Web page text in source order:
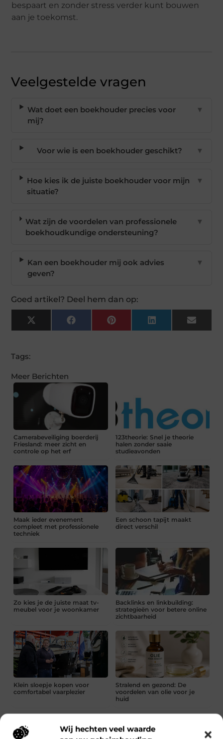
Wij hechten veel waarde
bespaart en zonder stress verder kunt bouwen
aan je toekomst.
Veelgestelde vragen
Wat doet een boekhouder precies voor
mij?
▼
Voor wie is een boekhouder geschikt? ▼
Hoe kies ik de juiste boekhouder voor mijn
situatie?
▼
Wat zijn de voordelen van professionele
boekhoudkundige ondersteuning?
▼
Kan een boekhouder mij ook advies
geven?
▼
Goed artikel? Deel hem dan op:
X
(Twitter)
FacebookPinterest LinkedIn Email
Tags:
Meer Berichten
Camerabeveiliging boerderij
Friesland: meer zicht en
controle op het erf
123theorie: Snel je theorie
halen zonder saaie
studieavonden
Maak ieder evenement
compleet met professionele
techniek
Een schoon tapijt maakt
direct verschil
Zo kies je de juiste maat tv-
meubel voor je woonkamer
Backlinks en linkbuilding:
strategieën voor betere online
zichtbaarheid
Klein sloepje kopen voor
comfortabel vaarplezier
Stralend en gezond: De
voordelen van olie voor je
huid
Lees verder »